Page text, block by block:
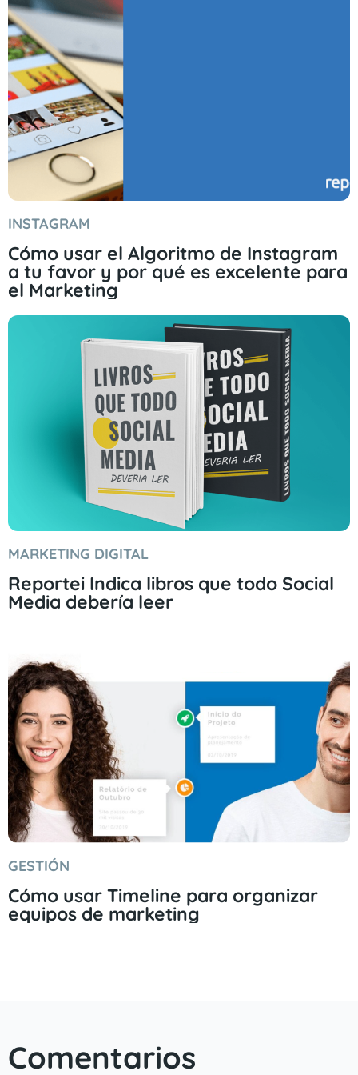
INSTAGRAM
Cómo usar el Algoritmo de Instagram
a tu favor y por qué es excelente para
el Marketing
MARKETING DIGITAL
Reportei Indica libros que todo Social
Media debería leer
GESTIÓN
Cómo usar Timeline para organizar
equipos de marketing
Comentarios